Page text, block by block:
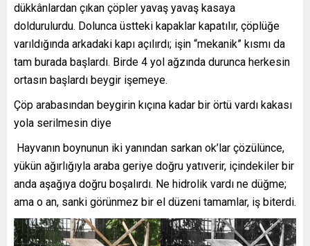
dükkânlardan çıkan çöpler yavaş yavaş kasaya
doldurulurdu. Dolunca üstteki kapaklar kapatılır, çöplüğe
varıldığında arkadaki kapı açılırdı; işin “mekanik” kısmı da
tam burada başlardı. Birde 4 yol ağzında durunca herkesin
ortasın başlardı beygir işemeye.
Çöp arabasından beygirin kıçına kadar bir örtü vardı kakası
yola serilmesin diye
Hayvanın boynunun iki yanından sarkan ok’lar çözülünce,
yükün ağırlığıyla araba geriye doğru yatıverir, içindekiler bir
anda aşağıya doğru boşalırdı. Ne hidrolik vardı ne düğme;
ama o an, sanki görünmez bir el düzeni tamamlar, iş biterdi.